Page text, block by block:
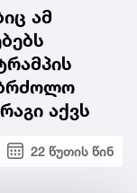
ამ
აქვს
22 წუთის წინ